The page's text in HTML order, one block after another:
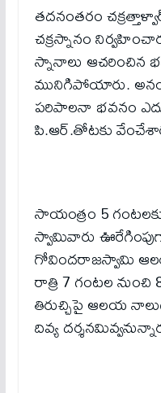
తదనంతరం
చక్రస్నానం
స్నానాలు ఆచరించిన
మునిగిపోయారు.
పరిపాలనా భవనం
పి.ఆర్‌.తోటకు
సాయంత్రం 5
స్వామివారు
గోవిందరాజస్వామి
రాత్రి 7 గంటల నుంచి
తిరుచ్చిపై ఆలయ
దివ్య